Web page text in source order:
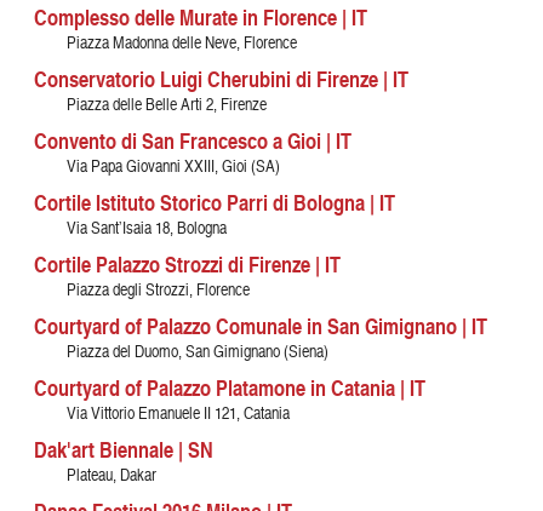
Complesso delle Murate in Florence | IT
Piazza Madonna delle Neve, Florence
Conservatorio Luigi Cherubini di Firenze | IT
Piazza delle Belle Arti 2, Firenze
Convento di San Francesco a Gioi | IT
Via Papa Giovanni XXIII, Gioi (SA)
Cortile Istituto Storico Parri di Bologna | IT
Via Sant’Isaia 18, Bologna
Cortile Palazzo Strozzi di Firenze | IT
Piazza degli Strozzi, Florence
Courtyard of Palazzo Comunale in San Gimignano | IT
Piazza del Duomo, San Gimignano (Siena)
Courtyard of Palazzo Platamone in Catania | IT
Via Vittorio Emanuele II 121, Catania
Dak'art Biennale | SN
Plateau, Dakar